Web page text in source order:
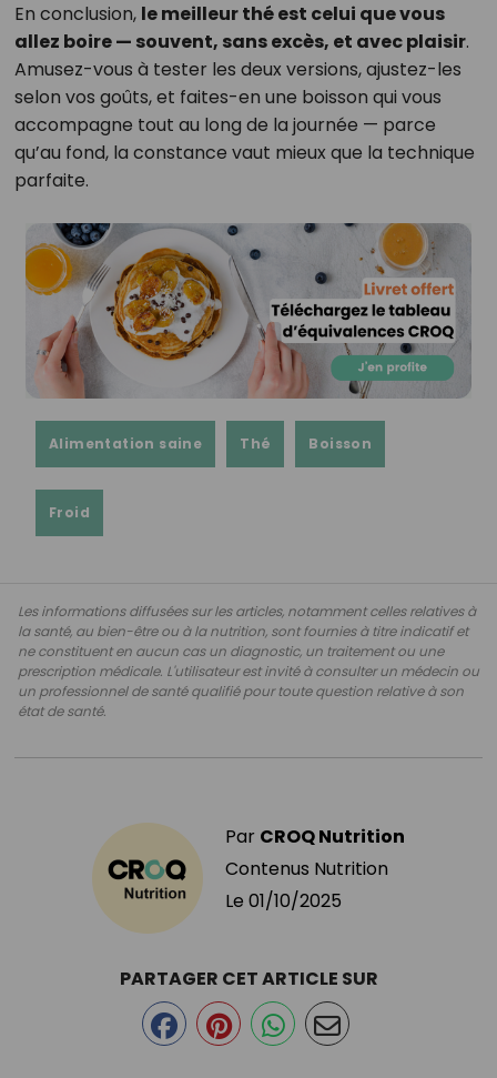
En conclusion, le meilleur thé est celui que vous
allez boire — souvent, sans excès, et avec plaisir.
Amusez-vous à tester les deux versions, ajustez-les
selon vos goûts, et faites-en une boisson qui vous
accompagne tout au long de la journée — parce
qu’au fond, la constance vaut mieux que la technique
parfaite.
Alimentation saine Thé Boisson
Froid
Les informations diffusées sur les articles, notamment celles relatives à
la santé, au bien-être ou à la nutrition, sont fournies à titre indicatif et
ne constituent en aucun cas un diagnostic, un traitement ou une
prescription médicale. L'utilisateur est invité à consulter un médecin ou
un professionnel de santé qualifié pour toute question relative à son
état de santé.
Par CROQ Nutrition
Contenus Nutrition
Le 01/10/2025
PARTAGER CET ARTICLE SUR